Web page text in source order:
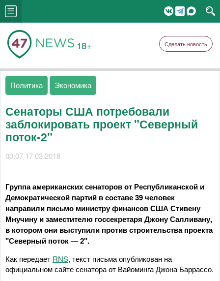
18+ Сделать новость
Политика Экономика
Сенаторы США потребовали
заблокировать проект "Северный
поток-2"
00:07 17.03.2018
Группа американских сенаторов от Республиканской и
Демократической партий в составе 39 человек
направили письмо министру финансов США Стивену
Мнучину и заместителю госсекретаря Джону Салливану,
в котором они выступили против строительства проекта
"Северный поток — 2".
Как передает RNS, текст письма опубликован на
официальном сайте сенатора от Вайоминга Джона Баррассо.